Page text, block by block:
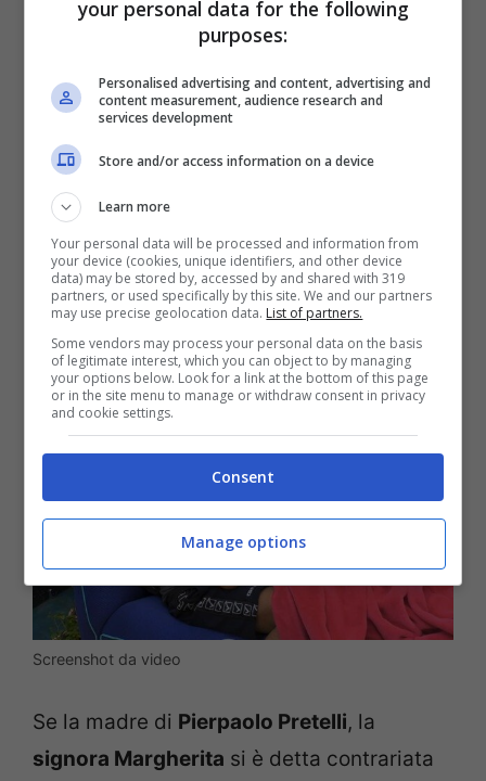
esplicitamente alla madre di “stare alla
Fariba Tehraninon c’è l’ha fatta e non ha
potuto fare a meno di commentare quello
che sembrerebbe sotto gli occhi di tutti, un
innamoramento della figlia.
Fariba Tehrani, commenta la
love story tra Giulia Salemi e
Pierpaolo Pretelli
Screenshot da video
Se la madre di Pierpaolo Pretelli, la
signora Margherita si è detta contrariata
your personal data for the following
purposes:
Personalised advertising and content, advertising and
content measurement, audience research and
services development
Store and/or access information on a device
Learn more
Your personal data will be processed and information from
your device (cookies, unique identifiers, and other device
data) may be stored by, accessed by and shared with 319
partners, or used specifically by this site. We and our partners
may use precise geolocation data. List of partners.
Some vendors may process your personal data on the basis
of legitimate interest, which you can object to by managing
your options below. Look for a link at the bottom of this page
or in the site menu to manage or withdraw consent in privacy
and cookie settings.
Consent
Manage options